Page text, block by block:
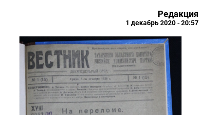
Редакция
1 декабрь 2020 - 20:57